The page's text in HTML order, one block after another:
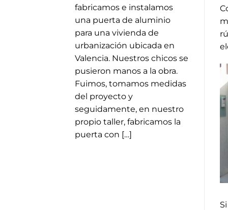
fabricamos e instalamos
una puerta de aluminio
para una vivienda de
urbanización ubicada en
Valencia. Nuestros chicos se
pusieron manos a la obra.
Fuimos, tomamos medidas
del proyecto y
seguidamente, en nuestro
propio taller, fabricamos la
puerta con […]